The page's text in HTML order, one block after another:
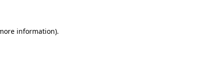
information).